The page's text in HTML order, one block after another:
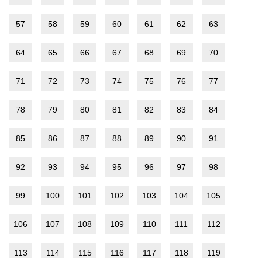
57 58 59 60 61 62 63
64 65 66 67 68 69 70
71 72 73 74 75 76 77
78 79 80 81 82 83 84
85 86 87 88 89 90 91
92 93 94 95 96 97 98
99 100 101 102 103 104 105
106 107 108 109 110 111 112
113 114 115 116 117 118 119